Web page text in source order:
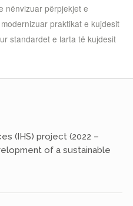
nënvizuar përpjekjet e
praktikat e kujdesit
standardet e larta të kujdesit
(IHS) project (2022 –
of a sustainable